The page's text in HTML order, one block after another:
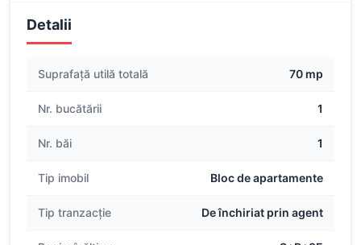
Detalii
Suprafață utilă totală 70 mp
Nr. bucătării 1
Nr. băi 1
Tip imobil Bloc de apartamente
Tip tranzacție De închiriat prin agent